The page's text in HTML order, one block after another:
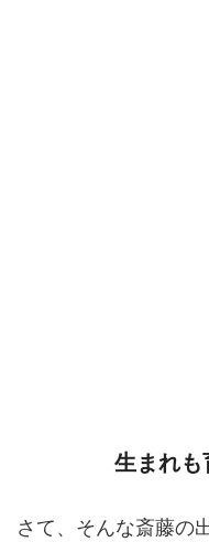
生まれも
さて、そんな斎藤の